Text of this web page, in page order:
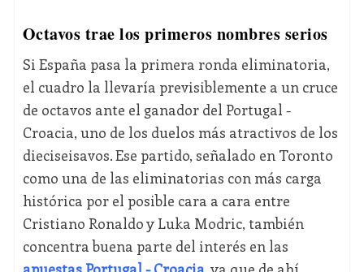
Octavos trae los primeros nombres serios
Si España pasa la primera ronda eliminatoria,
el cuadro la llevaría previsiblemente a un cruce
de octavos ante el ganador del Portugal -
Croacia, uno de los duelos más atractivos de los
dieciseisavos. Ese partido, señalado en Toronto
como una de las eliminatorias con más carga
histórica por el posible cara a cara entre
Cristiano Ronaldo y Luka Modric, también
concentra buena parte del interés en las